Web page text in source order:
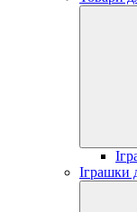
Іграшки